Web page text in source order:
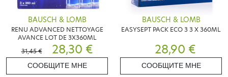
BAUSCH & LOMB
RENU ADVANCED NETTOYAGE
AVANCE LOT DE 3X360ML
31,45 €
28,30 €
СООБЩИТЕ МНЕ
BAUSCH & LOMB
EASYSEPT PACK ECO 3 3 X 360ML
28,90 €
СООБЩИТЕ МНЕ